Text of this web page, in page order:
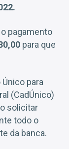
pagamento
para que
para
(CadÚnico)
solicitar
todo o
da banca.